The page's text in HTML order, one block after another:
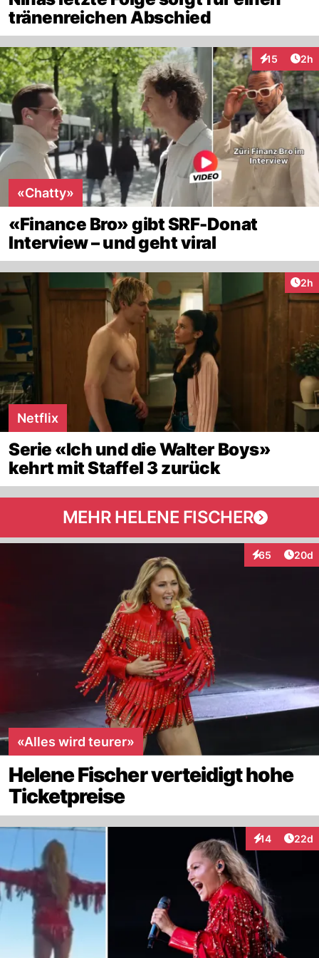
tränenreichen Abschied
15
Interaktionen
2h
«Chatty»
«Finance Bro» gibt SRF-Donat
Interview – und geht viral
2h
Netflix
Serie «Ich und die Walter Boys»
kehrt mit Staffel 3 zurück
MEHR HELENE FISCHER
65
Interaktionen
20d
«Alles wird teurer»
Helene Fischer verteidigt hohe
Ticketpreise
14
Interaktionen
22d